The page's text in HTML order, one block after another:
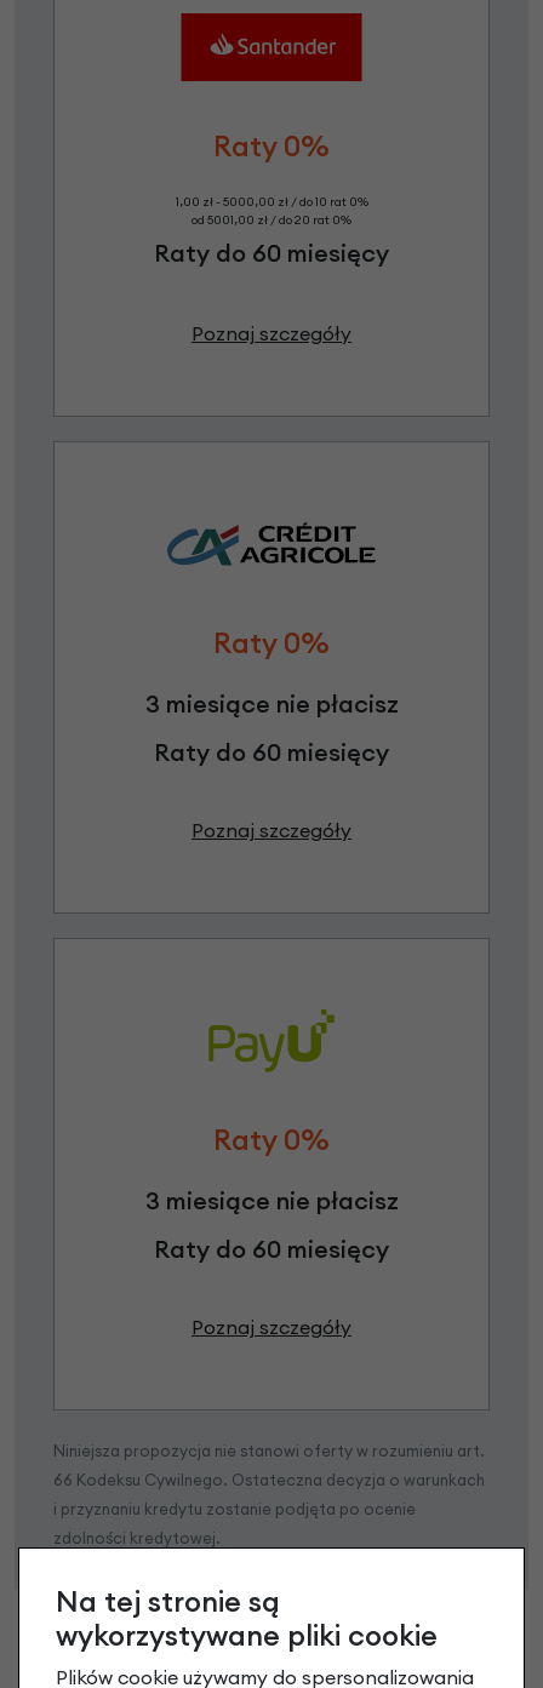
Raty 0%
1,00 zł - 5000,00 zł / do 10 rat 0%
od 5001,00 zł / do 20 rat 0%
Raty do 60 miesięcy
Poznaj szczegóły
Raty 0%
3 miesiące nie płacisz
Raty do 60 miesięcy
Poznaj szczegóły
Raty 0%
3 miesiące nie płacisz
Raty do 60 miesięcy
Poznaj szczegóły
Niniejsza propozycja nie stanowi oferty w rozumieniu art.
66 Kodeksu Cywilnego. Ostateczna decyzja o warunkach
i przyznaniu kredytu zostanie podjęta po ocenie
zdolności kredytowej.
Na tej stronie są
wykorzystywane pliki cookie
Plików cookie używamy do spersonalizowania